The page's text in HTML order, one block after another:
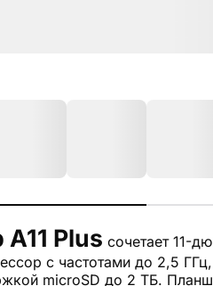
Plus сочетает 11-
с частотами до 2,5
microSD до 2 ТБ.